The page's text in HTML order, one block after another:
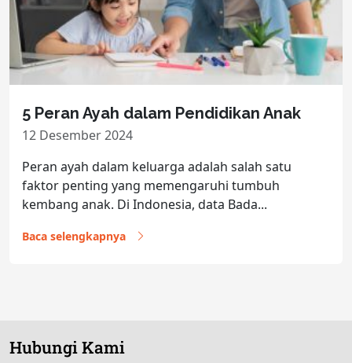
5 Peran Ayah dalam Pendidikan Anak
12 Desember 2024
Peran ayah dalam keluarga adalah salah satu
faktor penting yang memengaruhi tumbuh
kembang anak. Di Indonesia, data Bada...
Baca selengkapnya
Hubungi Kami